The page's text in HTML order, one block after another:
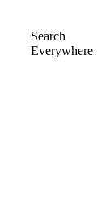
Search
Everywhere